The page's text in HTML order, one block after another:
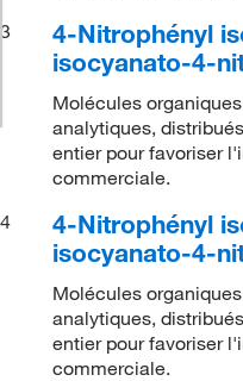
3
4-Nitrophényl
isocyanato-4-
Molécules
analytiques,
entier pour favoriser
commerciale.
4
4-Nitrophényl
isocyanato-4-
Molécules
analytiques,
entier pour favoriser
commerciale.